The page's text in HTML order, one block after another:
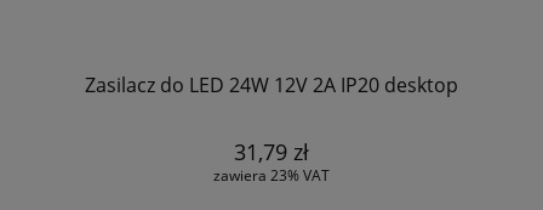
Zasilacz do LED 24W 12V 2A IP20 desktop
31,79 zł
zawiera 23% VAT